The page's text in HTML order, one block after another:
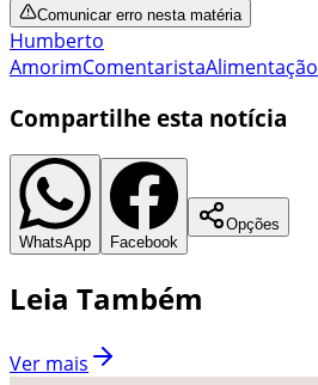
Comunicar erro nesta matéria
Humberto
AmorimComentaristaAlimentação
Compartilhe esta notícia
WhatsApp Facebook
Opções
Leia Também
Ver mais